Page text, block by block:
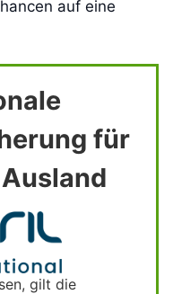
auf eine
für
gilt die